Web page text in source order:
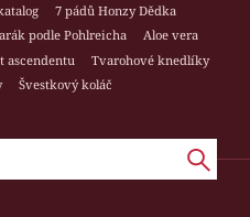
7 pádů Honzy Dědka
podle Pohlreicha
Aloe vera
ascendentu
Tvarohové knedlíky
Švestkový koláč